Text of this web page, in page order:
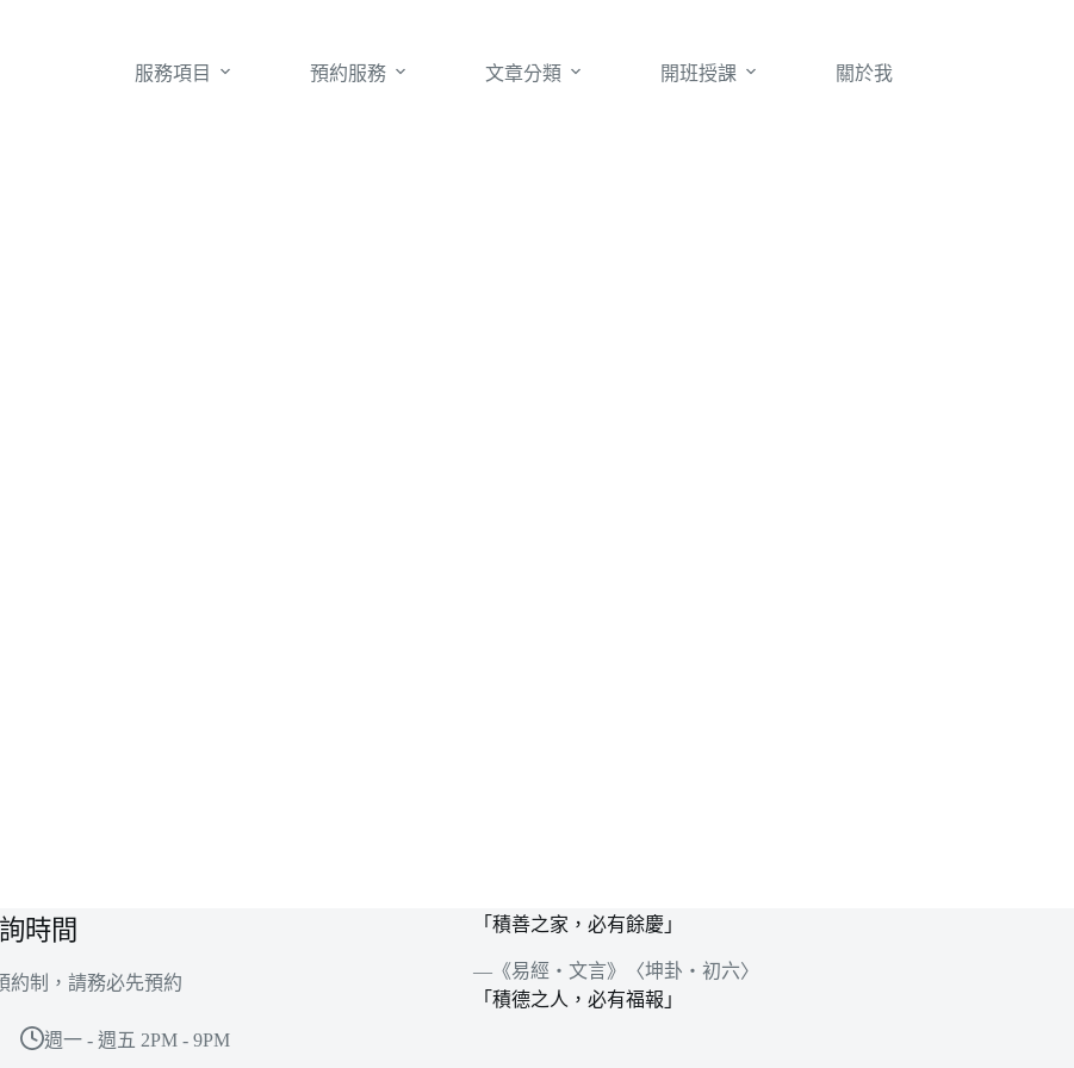
服務項目 預約服務 文章分類 開班授課 關於我
時間
約制，請務必先預約
週一 - 週五 2PM - 9PM
「積善之家，必有餘慶」
—《易經‧文言》〈坤卦‧初六〉
「積德之人，必有福報」